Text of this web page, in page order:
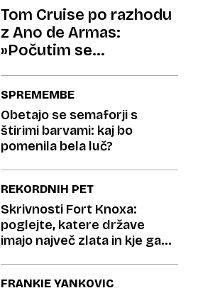
Tom Cruise po razhodu
z Ano de Armas:
»Počutim se
SPREMEMBE
Obetajo se semaforji s
štirimi barvami: kaj bo
pomenila bela luč?
REKORDNIH PET
Skrivnosti Fort Knoxa:
poglejte, katere države
imajo največ zlata in kje ga
FRANKIE YANKOVIC